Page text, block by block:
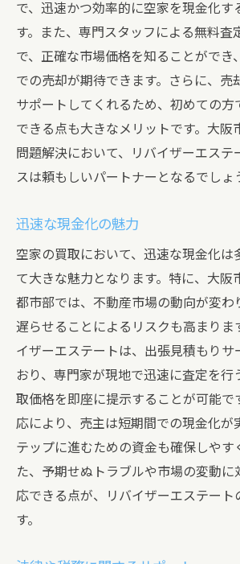
で、迅速かつ効率的に空家を現金化す
す。また、専門スタッフによる無料査
で、正確な市場価格を知ることができ
での売却が期待できます。さらに、売
サポートしてくれるため、初めての方
できる点も大きなメリットです。大阪
問題解決において、リバイザーエステ
スは頼もしいパートナーとなるでしょ
迅速な現金化の魅力
空家の買取において、迅速な現金化は
て大きな魅力となります。特に、大阪
都市部では、不動産市場の動向が変わ
遅らせることによるリスクも高まりま
イザーエステートは、出張見積もりサ
おり、専門家が現地で迅速に査定を行
取価格を即座に提示することが可能で
応により、売主は短期間での現金化が
テップに進むための資金も確保しやす
た、予期せぬトラブルや市場の変動に
応できる点が、リバイザーエステート
す。